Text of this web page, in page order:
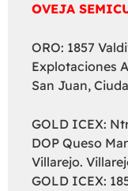
OVEJA
ORO: 1857
Explotaciones
San Juan,
GOLD ICEX:
DOP Queso
Villarejo.
GOLD ICEX: